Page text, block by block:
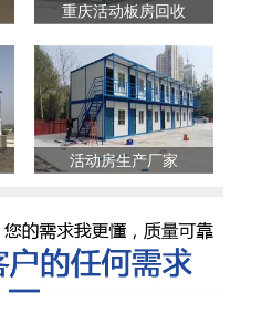
重庆活动板房回收
活动房生产厂家